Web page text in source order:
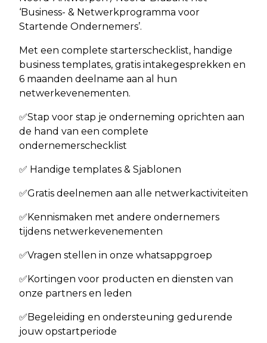
‘Business- & Netwerkprogramma voor
Startende Ondernemers’.
Met een complete starterschecklist, handige
business templates, gratis intakegesprekken en
6 maanden deelname aan al hun
netwerkevenementen.
✅Stap voor stap je onderneming oprichten aan
de hand van een complete
ondernemerschecklist
✅ Handige templates & Sjablonen
✅Gratis deelnemen aan alle netwerkactiviteiten
✅Kennismaken met andere ondernemers
tijdens netwerkevenementen
✅Vragen stellen in onze whatsappgroep
✅Kortingen voor producten en diensten van
onze partners en leden
✅Begeleiding en ondersteuning gedurende
jouw opstartperiode